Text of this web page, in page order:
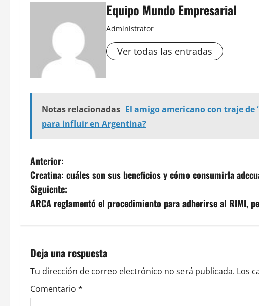
Equipo Mundo Empresarial
Administrator
Ver todas las entradas
Notas relacionadas El amigo americano con traje de
para influir en Argentina?
N
a
v
g
a
c
Anterior:
Creatina: cuáles son sus beneficios y cómo consumirla
Siguiente:
ARCA reglamentó el procedimiento para adherirse al RIMI,
Deja una respuesta
Tu dirección de correo electrónico no será publicada. Los
Comentario *